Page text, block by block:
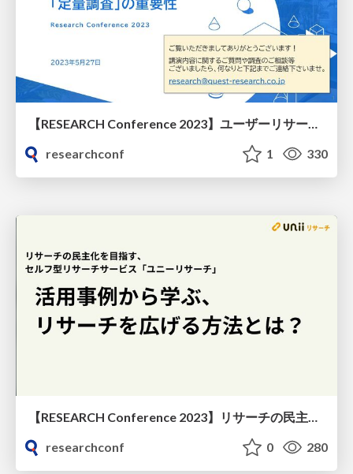
researchconf
1 330
【RESEARCH Conference 2023】リサーチの民主化を目指す、セルフ型リサーチサービス「ユニーリサーチ」その活用事例から学ぶ、リサーチを広げる方法とは？
researchconf
0 280